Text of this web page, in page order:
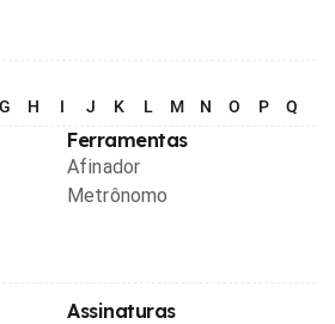
G H I J K L M N O P Q
Ferramentas
Afinador
Metrônomo
Assinaturas